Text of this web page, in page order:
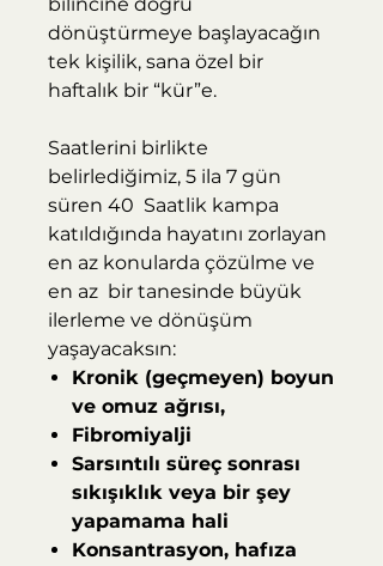
bilincine doğru
dönüştürmeye başlayacağın
tek kişilik, sana özel bir
haftalık bir “kür”e.
Saatlerini birlikte
belirlediğimiz, 5 ila 7 gün
süren 40 Saatlik kampa
katıldığında hayatını zorlayan
en az konularda çözülme ve
en az bir tanesinde büyük
ilerleme ve dönüşüm
yaşayacaksın:
Kronik (geçmeyen) boyun
ve omuz ağrısı,
Fibromiyalji
Sarsıntılı süreç sonrası
sıkışıklık veya bir şey
yapamama hali
Konsantrasyon, hafıza